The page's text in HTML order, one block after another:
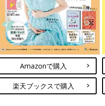
」も取材しています。笑顔の
るの？ 貴重なインタビュー
ュー。2007年に『王様のブ
組のコーナー『買い物の達
一子男子を出産。現在は『す
会、『なな→きゅう』（文化
担当する。著書に『誰とでも
Amazonで購入
楽天ブックスで購入